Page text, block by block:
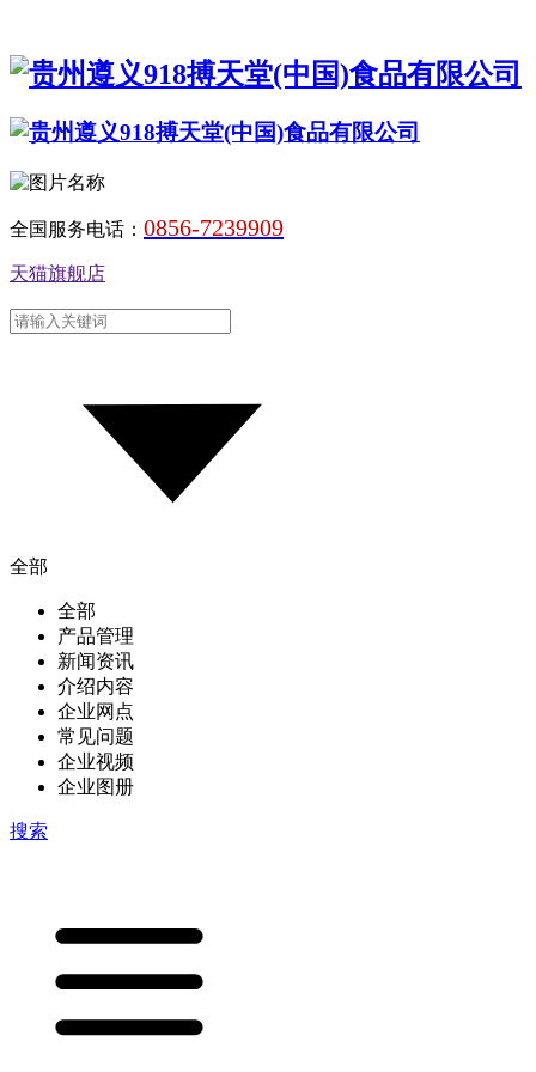
全国服务电话： 0856-7239909
天猫旗舰店
全部
全部
产品管理
新闻资讯
介绍内容
企业网点
常见问题
企业视频
企业图册
搜索